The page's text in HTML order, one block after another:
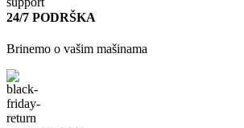
24/7 PODRŠKA
Brinemo o vašim mašinama